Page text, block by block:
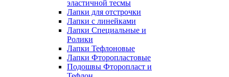
эластичной тесмы
Лапки для отстрочки
Лапки с линейками
Лапки Специальные и
Ролики
Лапки Тефлоновые
Лапки Фторопластовые
Подошвы Фторопласт и